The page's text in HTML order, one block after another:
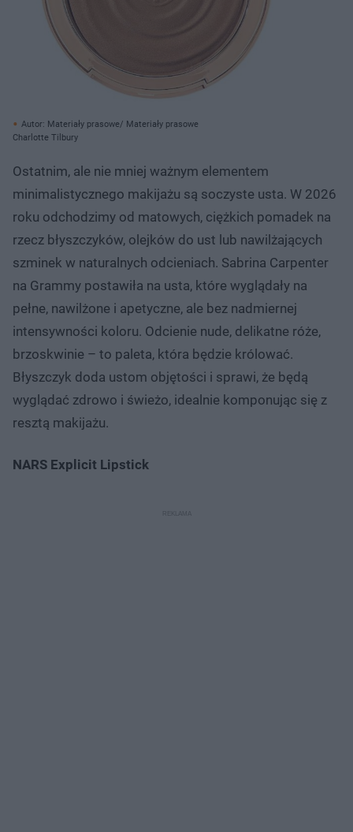
Autor: Materiały prasowe/ Materiały prasowe
Charlotte Tilbury
Ostatnim, ale nie mniej ważnym elementem
minimalistycznego makijażu są soczyste usta. W 2026
roku odchodzimy od matowych, ciężkich pomadek na
rzecz błyszczyków, olejków do ust lub nawilżających
szminek w naturalnych odcieniach. Sabrina Carpenter
na Grammy postawiła na usta, które wyglądały na
pełne, nawilżone i apetyczne, ale bez nadmiernej
intensywności koloru. Odcienie nude, delikatne róże,
brzoskwinie – to paleta, która będzie królować.
Błyszczyk doda ustom objętości i sprawi, że będą
wyglądać zdrowo i świeżo, idealnie komponując się z
resztą makijażu.
NARS Explicit Lipstick